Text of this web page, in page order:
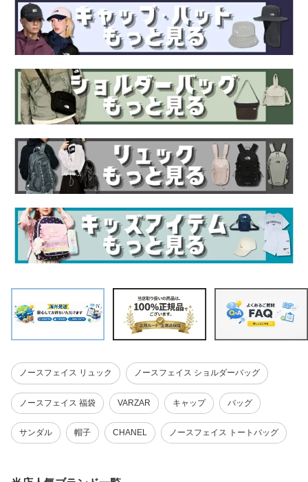
性 ビジネス 韓国 THE N
ORTH FACE 【正規品/関
税込/送料無料】
ンズ 韓国 THE NORTH F
ACE【正規品/関税込/送
料無料】
ッグ クラシック 収納 軽
い 韓国 THE NORTH FA
CE 【正規品/関税込/送料
無料】
ノースフェイス リュック ノースフェイス ショルダーバッグ
ノースフェイス 福袋 VARZAR キャップ バッグ
サンダル 帽子 CHANEL ノースフェイス トートバッグ